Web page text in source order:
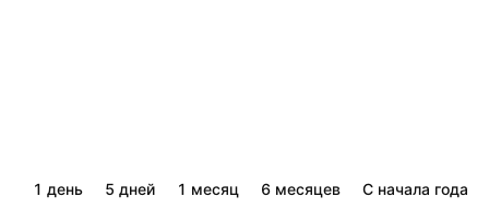
1 день 5 дней 1 месяц 6 месяцев С начала года